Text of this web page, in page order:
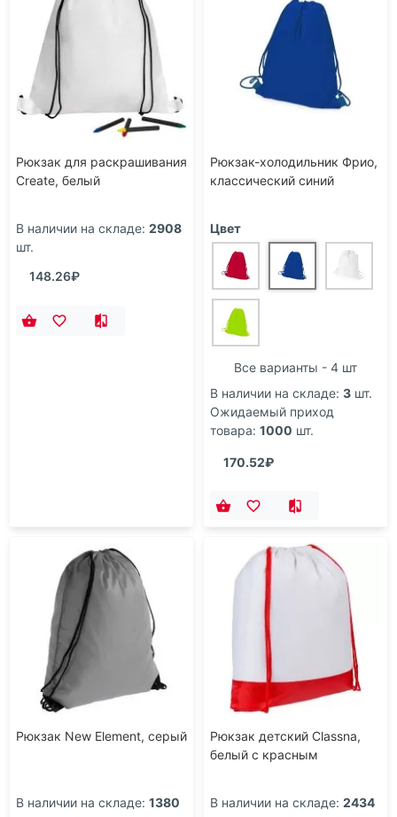
Рюкзак для раскрашивания
Create, белый
В наличии на складе: 2908
шт.
148.26₽
Рюкзак-холодильник Фрио,
классический синий
Цвет
Все варианты - 4 шт
В наличии на складе: 3 шт.
Ожидаемый приход
товара: 1000 шт.
170.52₽
Рюкзак New Element, серый
В наличии на складе: 1380
Рюкзак детский Classna,
белый с красным
В наличии на складе: 2434